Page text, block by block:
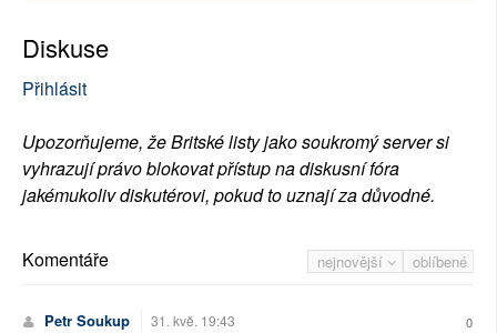
Diskuse
Přihlásit
Upozorňujeme, že Britské listy jako soukromý server si
vyhrazují právo blokovat přístup na diskusní fóra
jakémukoliv diskutérovi, pokud to uznají za důvodné.
nejnovější oblíbené
Komentáře
Petr Soukup 31. kvě. 19:43 0